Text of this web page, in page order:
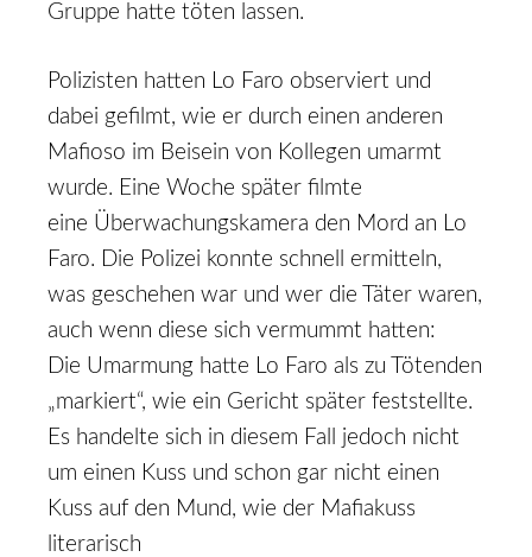
Gruppe hatte töten lassen.
Polizisten hatten Lo Faro observiert und
dabei gefilmt, wie er durch einen anderen
Mafioso im Beisein von Kollegen umarmt
wurde. Eine Woche später filmte
eine Überwachungskamera den Mord an Lo
Faro. Die Polizei konnte schnell ermitteln,
was geschehen war und wer die Täter waren,
auch wenn diese sich vermummt hatten:
Die Umarmung hatte Lo Faro als zu Tötenden
„markiert“, wie ein Gericht später feststellte.
Es handelte sich in diesem Fall jedoch nicht
um einen Kuss und schon gar nicht einen
Kuss auf den Mund, wie der Mafiakuss
literarisch